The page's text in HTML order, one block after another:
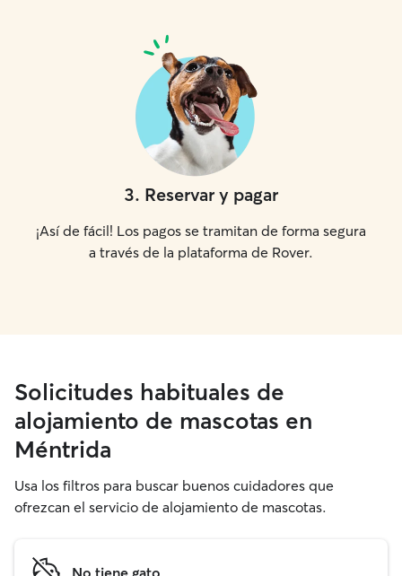
3. Reservar y pagar
¡Así de fácil! Los pagos se tramitan de forma segura
a través de la plataforma de Rover.
Solicitudes habituales de
alojamiento de mascotas en
Méntrida
Usa los filtros para buscar buenos cuidadores que
ofrezcan el servicio de alojamiento de mascotas.
No tiene gato